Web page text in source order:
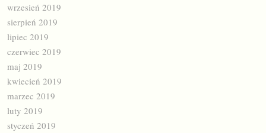
wrzesień 2019
sierpień 2019
lipiec 2019
czerwiec 2019
maj 2019
kwiecień 2019
marzec 2019
luty 2019
styczeń 2019